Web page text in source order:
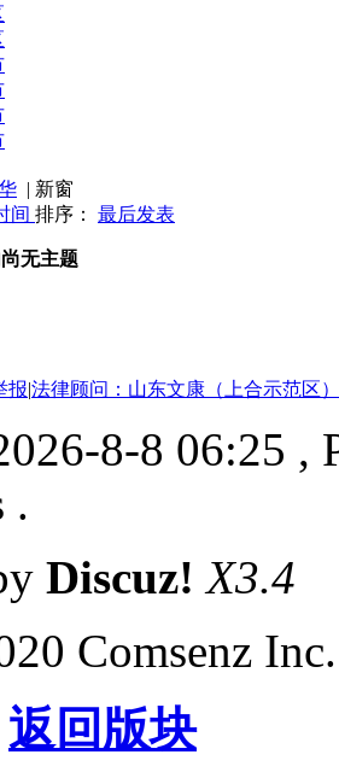
| 新窗
间 排序： 最后发表
无主题
报|法律顾问：山东文康（上合示范区
8-8 06:25 ,
.
Discuz! X3.4
Comsenz Inc.
返回版块